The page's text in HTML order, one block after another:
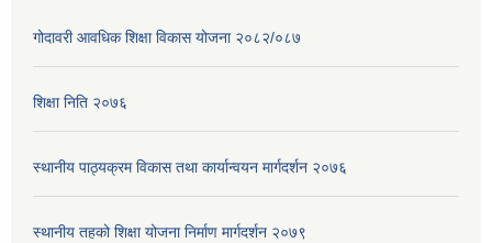
गोदावरी आवधिक शिक्षा विकास योजना २०८२/०८७
शिक्षा निति २०७६
स्थानीय पाठ्यक्रम विकास तथा कार्यान्वयन मार्गदर्शन २०७६
स्थानीय तहको शिक्षा योजना निर्माण मार्गदर्शन २०७९